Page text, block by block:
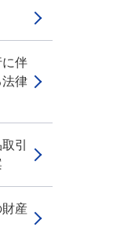
に伴
法律
引
産